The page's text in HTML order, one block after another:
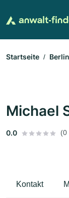
Startseite Berlin
Michael
0.0 (0
Kontakt